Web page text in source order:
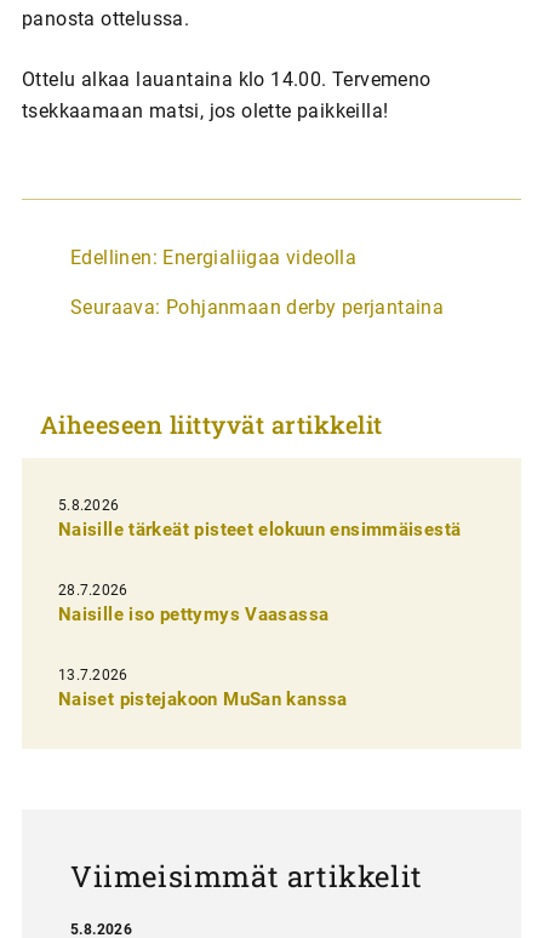
panosta ottelussa.
Ottelu alkaa lauantaina klo 14.00. Tervemeno
tsekkaamaan matsi, jos olette paikkeilla!
A
t
k
e
l
i
e
n
e
Edellinen: Energialiigaa videolla
Seuraava: Pohjanmaan derby perjantaina
Aiheeseen liittyvät artikkelit
5.8.2026
Naisille tärkeät pisteet elokuun ensimmäisestä
28.7.2026
Naisille iso pettymys Vaasassa
13.7.2026
Naiset pistejakoon MuSan kanssa
Viimeisimmät artikkelit
5.8.2026